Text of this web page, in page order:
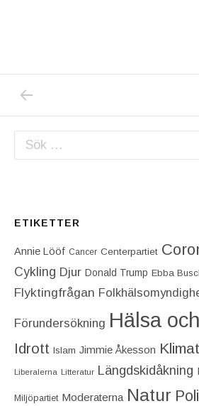
Inläggsnavigering
Sök efter:
ETIKETTER
Annie Lööf Cancer Centerpartiet‎
Cykling Djur Donald Trump Ebba
Flyktingfrågan
Förundersökning Hälsa
Idrott Islam Jimmie Åkesson
Liberalerna Litteratur Längdskidåkning
Miljöpartiet Moderaterna Natur